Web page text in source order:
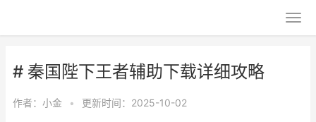
# 秦国陛下王者辅助下载详细攻略
作者： 小金 • 更新时间：2025-10-02